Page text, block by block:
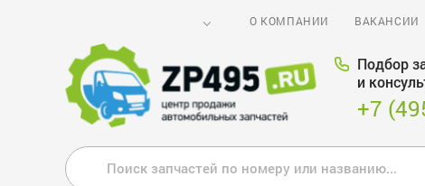
О КОМПАНИИ ВАКАНСИИ
Подбор
и
+7